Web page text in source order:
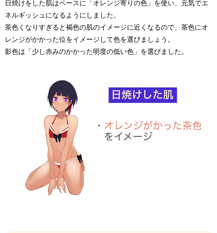
日焼けをした肌はベースに「オレンジ寄りの色」を使い、元気でエ
ネルギッシュになるようにしました。
茶色くなりすぎると褐色の肌のイメージに近くなるので、茶色にオ
レンジがかかった位をイメージして色を選びましょう。
影色は「少し赤みのかかった明度の低い色」を選びました。